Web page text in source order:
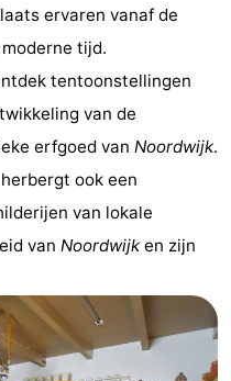
ervaren vanaf de
tijd.
tentoonstellingen
van de
erfgoed van Noordwijk.
ook een
van lokale
van Noordwijk en zijn